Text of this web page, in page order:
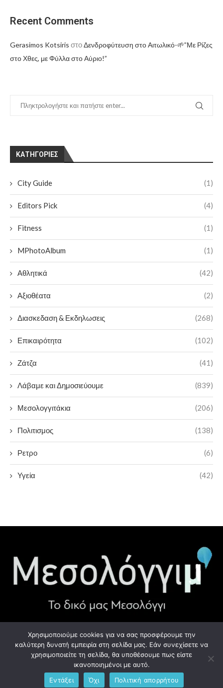
Recent Comments
Gerasimos Kotsiris στοΔενδροφύτευση στο Αιτωλικό-🌱”Με Ρίζες
στο Χθες, με Φύλλα στο Αύριο!”
KΑΤΗΓΟΡΊΕΣ
City Guide (1)
Editors Pick (4)
Fitness (1)
MPhotoAlbum (1)
Αθλητικά (42)
Αξιοθέατα (2)
Διασκεδαση & Εκδηλωσεις (268)
Επικαιρότητα (102)
Ζάτζα (41)
Λάβαμε και Δημοσιεύουμε (839)
Μεσολογγιτάκια (206)
Πολιτισμος (138)
Ρετρο (6)
Υγεία (42)
ΧΡΉΣΙΜΑ LINK
Προσωπικά Δεδομένα - GDPR
Χρησιμοποιούμε cookies για να σας προσφέρουμε την
καλύτερη δυνατή εμπειρία στη σελίδα μας. Εάν συνεχίσετε να
χρησιμοποιείτε τη σελίδα, θα υποθέσουμε πως είστε
ικανοποιημένοι με αυτό.
Εντάξει
Όχι Πολιτική απορρήτου